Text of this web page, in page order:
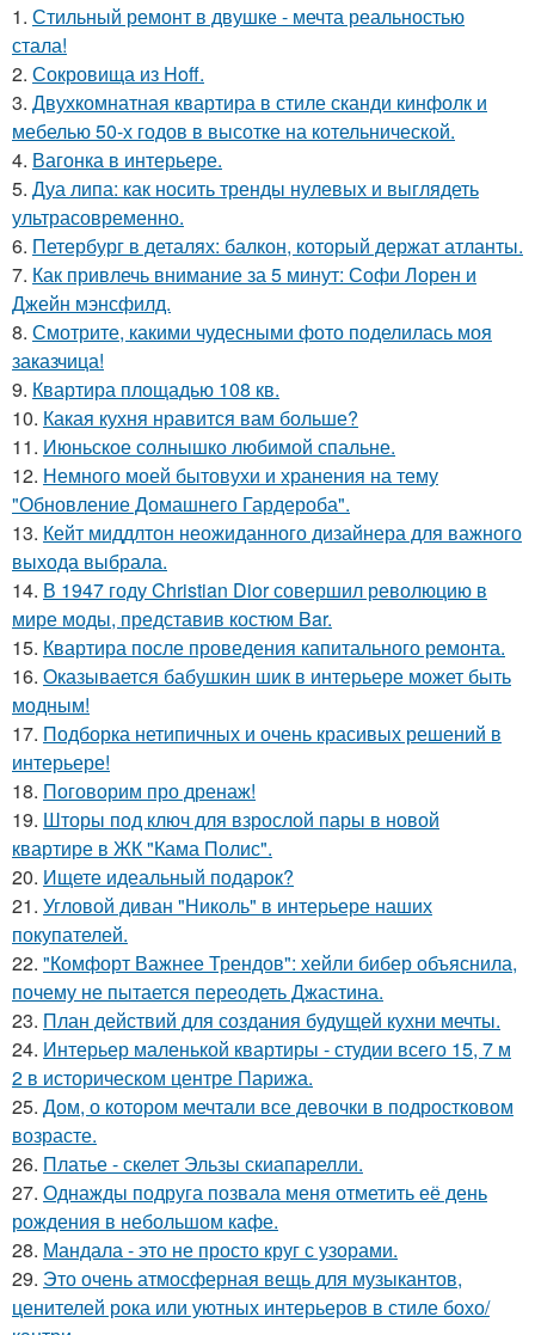
1. Стильный ремонт в двушке - мечта реальностью
стала!
2. Сокровища из Hoff.
3. Двухкомнатная квартира в стиле сканди кинфолк и
мебелью 50-х годов в высотке на котельнической.
4. Вагонка в интерьере.
5. Дуа липа: как носить тренды нулевых и выглядеть
ультрасовременно.
6. Петербург в деталях: балкон, который держат атланты.
7. Как привлечь внимание за 5 минут: Софи Лорен и
Джейн мэнсфилд.
8. Смотрите, какими чудесными фото поделилась моя
заказчица!
9. Квартира площадью 108 кв.
10. Какая кухня нравится вам больше?
11. Июньское солнышко любимой спальне.
12. Немного моей бытовухи и хранения на тему
"Обновление Домашнего Гардероба".
13. Кейт миддлтон неожиданного дизайнера для важного
выхода выбрала.
14. В 1947 году Christian Dior совершил революцию в
мире моды, представив костюм Bar.
15. Квартира после проведения капитального ремонта.
16. Оказывается бабушкин шик в интерьере может быть
модным!
17. Подборка нетипичных и очень красивых решений в
интерьере!
18. Поговорим про дренаж!
19. Шторы под ключ для взрослой пары в новой
квартире в ЖК "Кама Полис".
20. Ищете идеальный подарок?
21. Угловой диван "Николь" в интерьере наших
покупателей.
22. "Комфорт Важнее Трендов": хейли бибер объяснила,
почему не пытается переодеть Джастина.
23. План действий для создания будущей кухни мечты.
24. Интерьер маленькой квартиры - студии всего 15, 7 м
2 в историческом центре Парижа.
25. Дом, о котором мечтали все девочки в подростковом
возрасте.
26. Платье - скелет Эльзы скиапарелли.
27. Однажды подруга позвала меня отметить её день
рождения в небольшом кафе.
28. Мандала - это не просто круг с узорами.
29. Это очень атмосферная вещь для музыкантов,
ценителей рока или уютных интерьеров в стиле бохо/